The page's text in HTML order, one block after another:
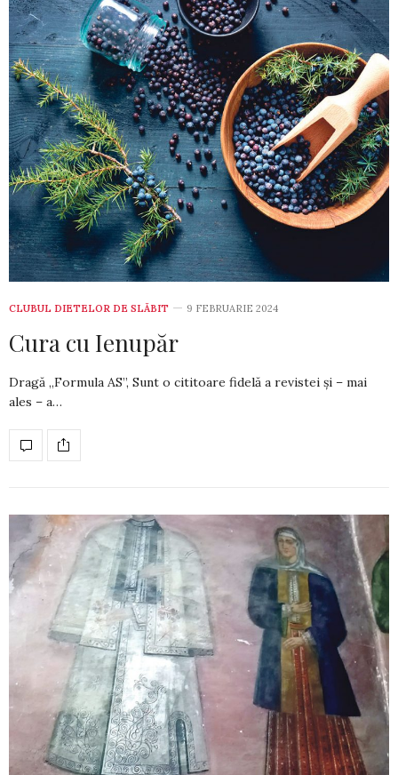
CLUBUL DIETELOR DE SLĂBIT 9 FEBRUARIE 2024
Cura cu Ienupăr
Dragă „Formula AS”, Sunt o cititoare fidelă a revistei și – mai
ales – a…